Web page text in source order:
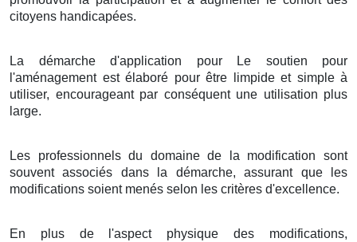
citoyens handicapées.
La démarche d'application pour Le soutien pour
l'aménagement est élaboré pour être limpide et simple à
utiliser, encourageant par conséquent une utilisation plus
large.
Les professionnels du domaine de la modification sont
souvent associés dans la démarche, assurant que les
modifications soient menés selon les critères d'excellence.
En plus de l'aspect physique des modifications,